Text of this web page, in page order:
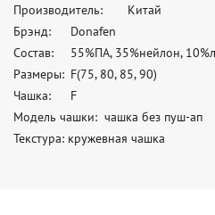
Производитель:	Китай
Брэнд:	Donafen
Состав:	55%ПА, 35%нейлон, 10%лайкра
Размеры:	F(75, 80, 85, 90)
Чашка:	F
Модель чашки:  чашка без пуш-ап
Текстура: кружевная чашка